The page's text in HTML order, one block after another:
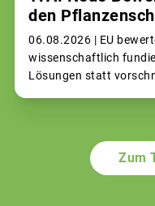
den
06.08.2026 | EU
wissenschaftlich
Lösungen statt
Zum